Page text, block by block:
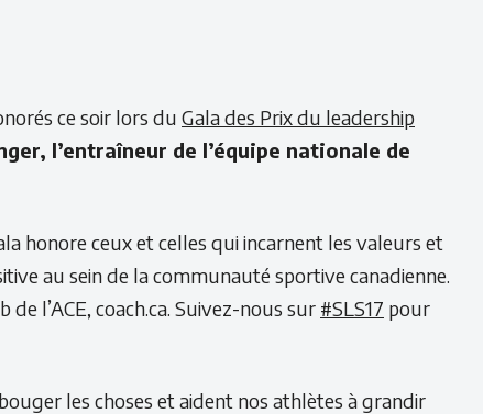
ce soir lors du Gala des Prix du leadership
l’entraîneur de l’équipe nationale de
honore ceux et celles qui incarnent les valeurs et
au sein de la communauté sportive canadienne.
de l’ACE, coach.ca. Suivez-nous sur #SLS17 pour
les choses et aident nos athlètes à grandir